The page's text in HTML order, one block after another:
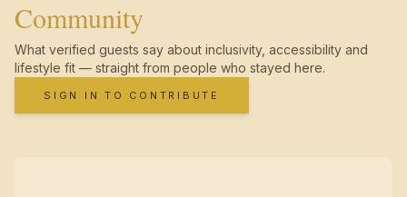
Community
What verified guests say about inclusivity, accessibility and
lifestyle fit — straight from people who stayed here.
SIGN IN TO CONTRIBUTE